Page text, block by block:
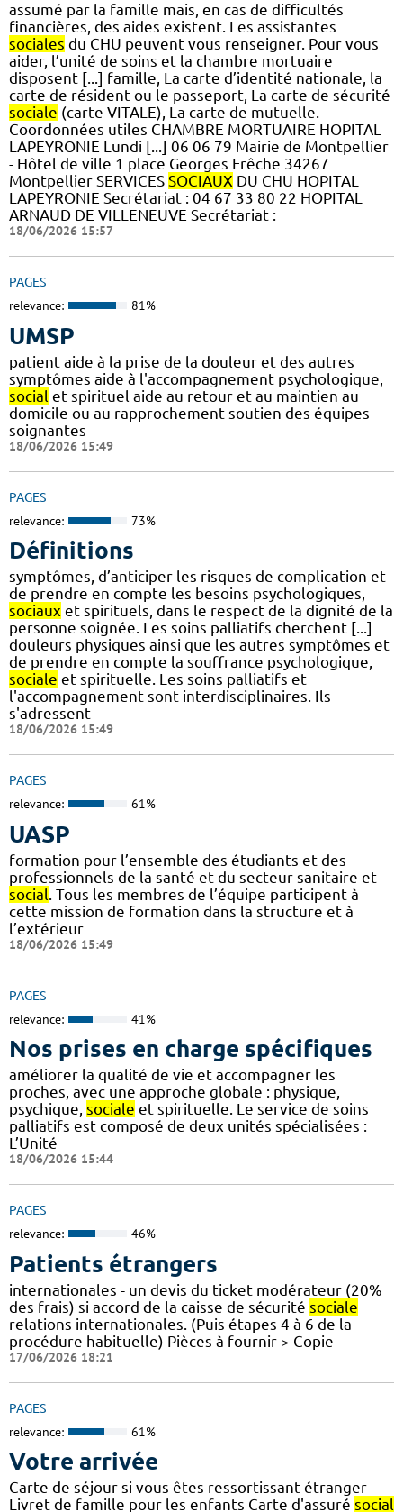
assumé par la famille mais, en cas de difficultés
financières, des aides existent. Les assistantes
sociales du CHU peuvent vous renseigner. Pour vous
aider, l’unité de soins et la chambre mortuaire
disposent [...] famille, La carte d’identité nationale, la
carte de résident ou le passeport, La carte de sécurité
sociale (carte VITALE), La carte de mutuelle.
Coordonnées utiles CHAMBRE MORTUAIRE HOPITAL
LAPEYRONIE Lundi [...] 06 06 79 Mairie de Montpellier
- Hôtel de ville 1 place Georges Frêche 34267
Montpellier SERVICES SOCIAUX DU CHU HOPITAL
LAPEYRONIE Secrétariat : 04 67 33 80 22 HOPITAL
ARNAUD DE VILLENEUVE Secrétariat :
18/06/2026 15:57
PAGES
relevance: 81%
UMSP
patient aide à la prise de la douleur et des autres
symptômes aide à l'accompagnement psychologique,
social et spirituel aide au retour et au maintien au
domicile ou au rapprochement soutien des équipes
soignantes
18/06/2026 15:49
PAGES
relevance: 73%
Définitions
symptômes, d’anticiper les risques de complication et
de prendre en compte les besoins psychologiques,
sociaux et spirituels, dans le respect de la dignité de la
personne soignée. Les soins palliatifs cherchent [...]
douleurs physiques ainsi que les autres symptômes et
de prendre en compte la souffrance psychologique,
sociale et spirituelle. Les soins palliatifs et
l'accompagnement sont interdisciplinaires. Ils
s'adressent
18/06/2026 15:49
PAGES
relevance: 61%
UASP
formation pour l’ensemble des étudiants et des
professionnels de la santé et du secteur sanitaire et
social . Tous les membres de l’équipe participent à
cette mission de formation dans la structure et à
l’extérieur
18/06/2026 15:49
PAGES
relevance: 41%
Nos prises en charge spécifiques
améliorer la qualité de vie et accompagner les
proches, avec une approche globale : physique,
psychique, sociale et spirituelle. Le service de soins
palliatifs est composé de deux unités spécialisées :
L’Unité
18/06/2026 15:44
PAGES
relevance: 46%
Patients étrangers
internationales - un devis du ticket modérateur (20%
des frais) si accord de la caisse de sécurité sociale
relations internationales. (Puis étapes 4 à 6 de la
procédure habituelle) Pièces à fournir > Copie
17/06/2026 18:21
PAGES
relevance: 61%
Votre arrivée
Carte de séjour si vous êtes ressortissant étranger
Livret de famille pour les enfants Carte d'assuré social